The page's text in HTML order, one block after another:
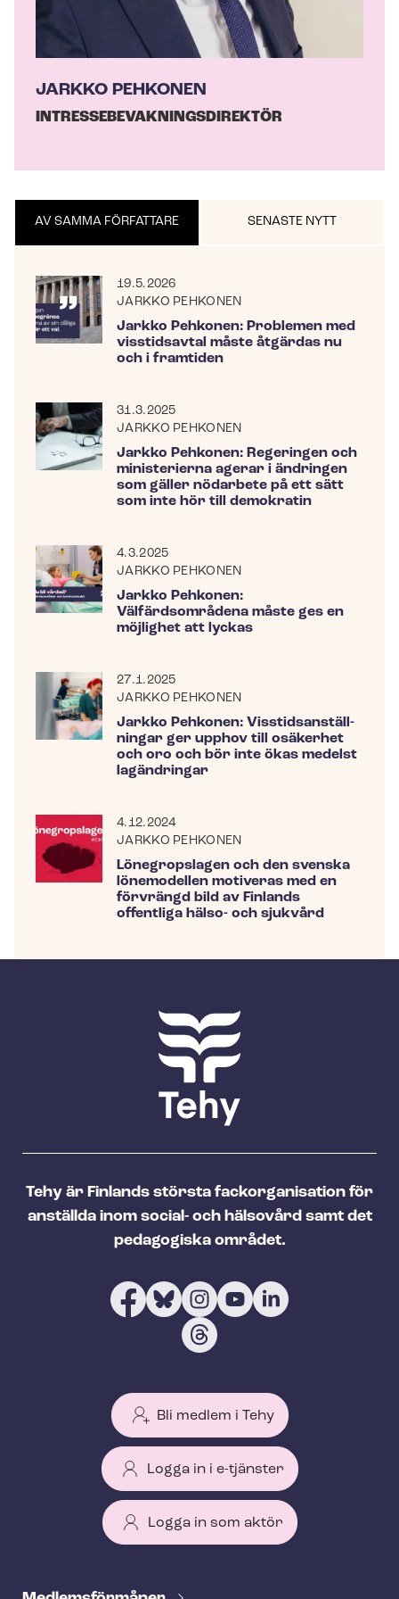
JARKKO PEHKONEN
IN­TRES­SE­BE­VAK­NINGS­DI­REK­TÖR
AV SAMMA FÖRFATTARE SENASTE NYTT
19.5.2026
JARKKO PEHKONEN
Jarkko Pehkonen: Problemen med
visstidsavtal måste åtgärdas nu
och i framtiden
31.3.2025
JARKKO PEHKONEN
Jarkko Pehkonen: Regeringen och
ministerierna agerar i ändringen
som gäller nödarbete på ett sätt
som inte hör till demokratin
4.3.2025
JARKKO PEHKONEN
Jarkko Pehkonen:
Välfärdsområdena måste ges en
möjlighet att lyckas
27.1.2025
JARKKO PEHKONEN
Jarkko Pehkonen: Viss­tids­an­ställ­
ning­ar ger upphov till osäkerhet
och oro och bör inte ökas medelst
lagändringar
4.12.2024
JARKKO PEHKONEN
Lönegropslagen och den svenska
lönemodellen motiveras med en
förvrängd bild av Finlands
offentliga hälso- och sjukvård
Tehy är Finlands största fackorganisation för
anställda inom social- och hälsovård samt det
pedagogiska området.
Bli medlem i Tehy
Logga in i e-tjänster
Logga in som aktör
e